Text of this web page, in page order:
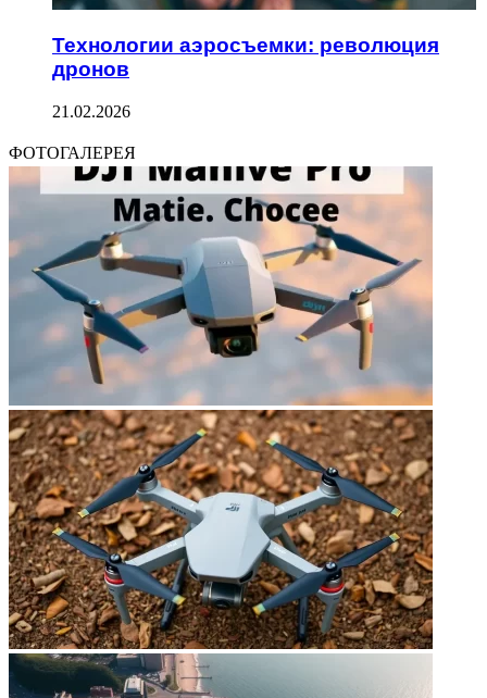
Технологии аэросъемки: революция
дронов
21.02.2026
ФОТОГАЛЕРЕЯ